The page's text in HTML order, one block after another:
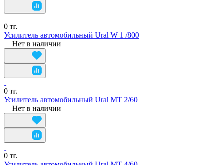
0 тг.
Усилитель автомобильный Ural W 1 /800
Нет в наличии
0 тг.
Усилитель автомобильный Ural МТ 2/60
Нет в наличии
0 тг.